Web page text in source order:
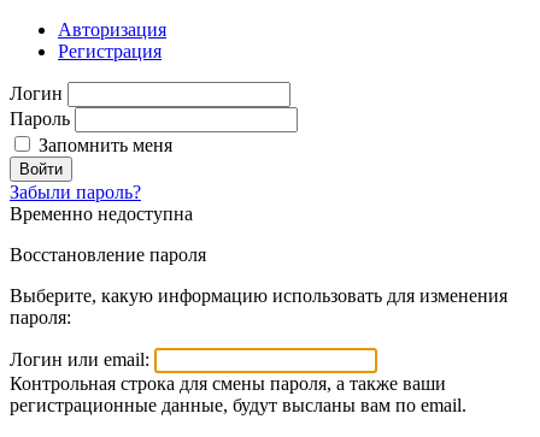
Авторизация
Регистрация
Логин
Пароль
Запомнить меня
Войти
Забыли пароль?
Временно недоступна
Восстановление пароля
Выберите, какую информацию использовать для изменения
пароля:
Логин или email:
Контрольная строка для смены пароля, а также ваши
регистрационные данные, будут высланы вам по email.